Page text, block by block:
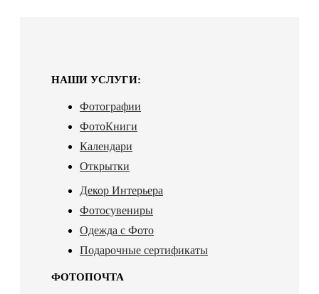
НАШИ УСЛУГИ:
Фотографии
ФотоКниги
Календари
Открытки
Декор Интерьера
Фотосувениры
Одежда с Фото
Подарочные сертификаты
ФОТОПОЧТА